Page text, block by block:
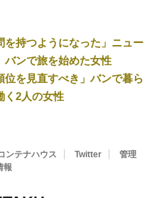
を持つようになった」ニュー
バンで旅を始めた女性
位を見直すべき」バンで暮ら
く2人の女性
ンテナハウス Twitter
管理
報